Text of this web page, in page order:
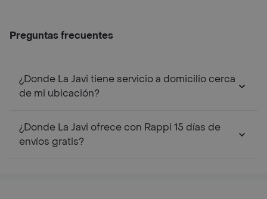
Preguntas frecuentes
¿Donde La Javi tiene servicio a domicilio cerca
de mi ubicación?
¿Donde La Javi ofrece con Rappi 15 días de
envíos gratis?